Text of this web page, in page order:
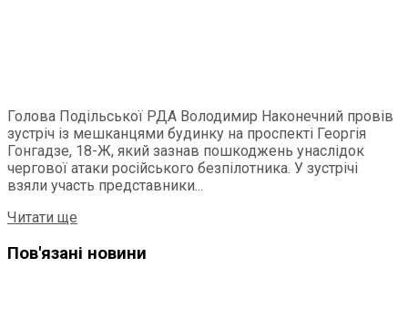
Голова Подільської РДА Володимир Наконечний провів
зустріч із мешканцями будинку на проспекті Георгія
Гонгадзе, 18-Ж, який зазнав пошкоджень унаслідок
чергової атаки російського безпілотника. У зустрічі
взяли участь представники...
Читати ще
Пов'язані новини